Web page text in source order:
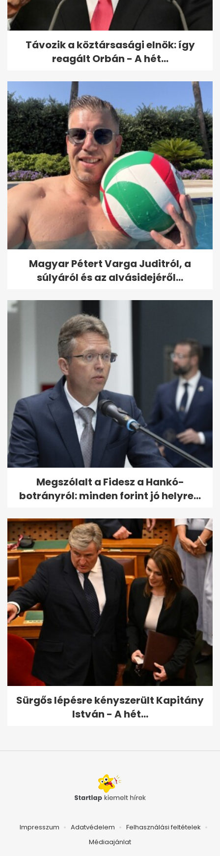
Távozik a köztársasági elnök: így
reagált Orbán - A hét...
Magyar Pétert Varga Juditról, a
súlyáról és az alvásidejéről...
Megszólalt a Fidesz a Hankó-
botrányról: minden forint jó helyre...
Sürgős lépésre kényszerült Kapitány
István - A hét...
Impresszum Adatvédelem
Felhasználási feltételek
Médiaajánlat